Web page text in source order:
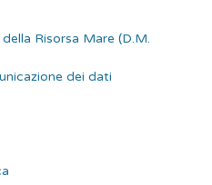
Risorsa Mare (D.M.
dei dati